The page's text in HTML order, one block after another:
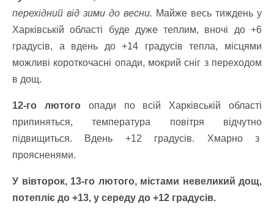
перехідний від зими до весни. Майже весь тиждень у
Харківській області буде дуже теплим, вночі до +6
градусів, а вдень до +14 градусів тепла, місцями
можливі короткочасні опади, мокрий сніг з переходом
в дощ.
12-го лютогоопади по всій Харківській області
припиняться, температура повітря відчутно
підвищиться. Вдень +12 градусів. Хмарно з
проясненями.
У вівторок, 13-го лютого, містами невеликий дощ,
потепліє до +13, у середу до +12 градусів.